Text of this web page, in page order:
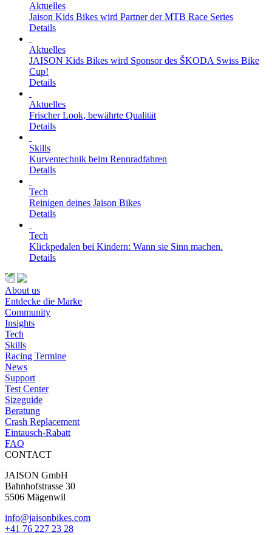
Aktuelles
Jaison Kids Bikes wird Partner der MTB Race Series
Details
Aktuelles
JAISON Kids Bikes wird Sponsor des ŠKODA Swiss Bike
Cup!
Details
Aktuelles
Frischer Look, bewährte Qualität
Details
Skills
Kurventechnik beim Rennradfahren
Details
Tech
Reinigen deines Jaison Bikes
Details
Tech
Klickpedalen bei Kindern: Wann sie Sinn machen.
Details
About us
Entdecke die Marke
Community
Insights
Tech
Skills
Racing Termine
News
Support
Test Center
Sizeguide
Beratung
Crash Replacement
Eintausch-Rabatt
FAQ
CONTACT
JAISON GmbH
Bahnhofstrasse 30
5506 Mägenwil
info@jaisonbikes.com
+41 76 227 23 28